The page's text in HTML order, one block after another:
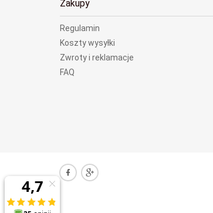
Zakupy
Regulamin
Koszty wysyłki
Zwroty i reklamacje
FAQ